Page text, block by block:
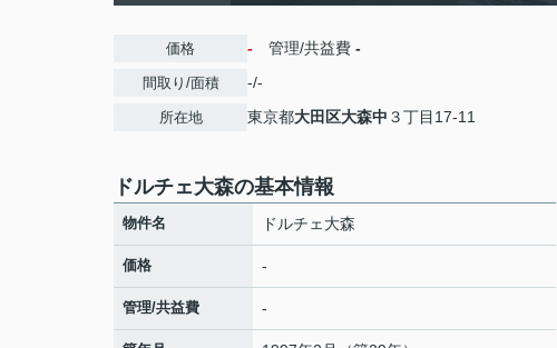
価格 - 管理/共益費 -
間取り/面積 -/-
所在地 東京都大田区大森中 ３丁目17-11
ドルチェ大森の基本情報
物件名 ドルチェ大森
価格 -
管理/共益費 -